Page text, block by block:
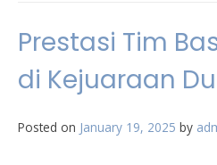
Prestasi Tim
di Kejuaraan
Posted on January 19, 2025 by